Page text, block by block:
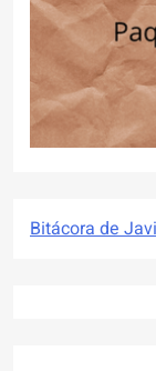
Bitácora de